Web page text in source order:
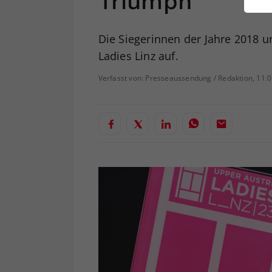
Die Siegerinnen der Jahre 2018
Ladies Linz auf.
Verfasst von: Presseaussendung / Redaktion,